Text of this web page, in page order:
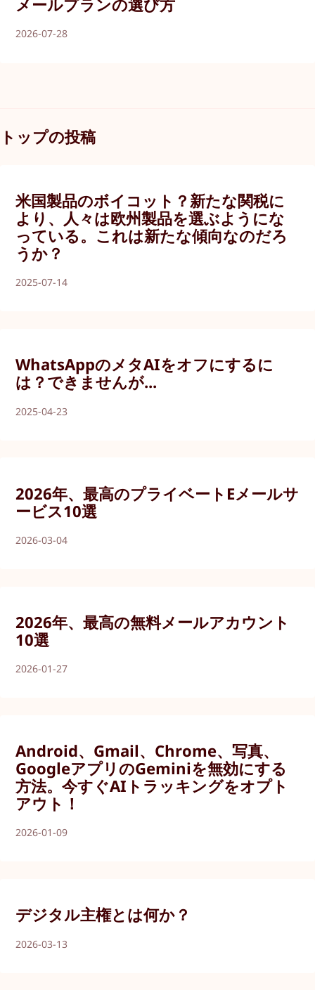
メールプランの選び方
2026-07-28
トップの投稿
米国製品のボイコット？新たな関税に
より、人々は欧州製品を選ぶようにな
っている。これは新たな傾向なのだろ
うか？
2025-07-14
WhatsAppのメタAIをオフにするに
は？できませんが...
2025-04-23
2026年、最高のプライベートEメールサ
ービス10選
2026-03-04
2026年、最高の無料メールアカウント
10選
2026-01-27
Android、Gmail、Chrome、写真、
GoogleアプリのGeminiを無効にする
方法。今すぐAIトラッキングをオプト
アウト！
2026-01-09
デジタル主権とは何か？
2026-03-13